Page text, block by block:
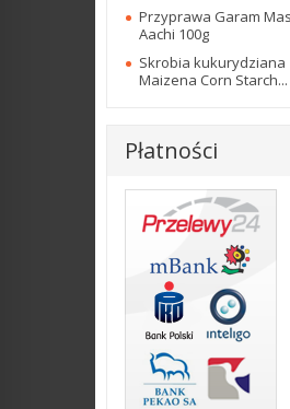
Przyprawa Garam
Aachi 100g
Skrobia kukurydziana
Maizena Corn Starch...
Płatności